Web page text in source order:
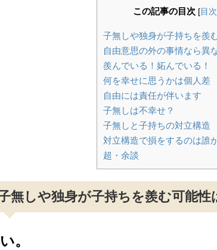
この記事の目次 [目
子無しや独身が子持ちを羨
自由意思の外の事情なら異
羨んでいる！妬んでいる！
何を幸せに思うかは個人差
自由には責任が伴います
子無しは不幸せ？
子無しと子持ちの対立構造
対立構造で損をするのは誰
超・余談
無しや独身が子持ちを羨む可能性
。